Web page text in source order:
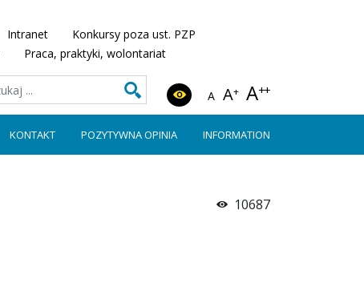
Intranet
Konkursy poza ust. PZP
Praca, praktyki, wolontariat
A A+ A++
KONTAKT POZYTYWNA OPINIA INFORMATION
10687